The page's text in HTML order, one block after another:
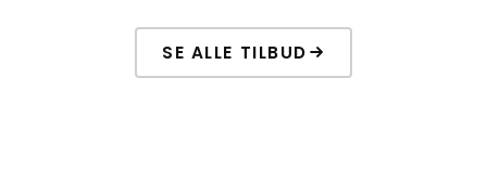
SE ALLE TILBUD